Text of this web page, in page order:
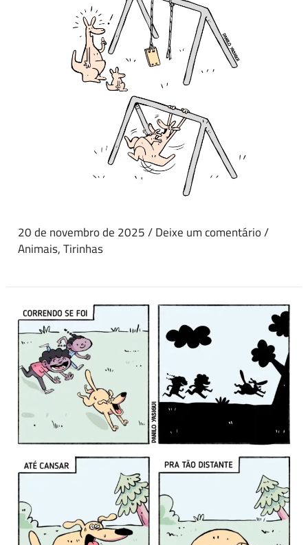
20 de novembro de 2025/Deixe um comentário/
Animais,Tirinhas